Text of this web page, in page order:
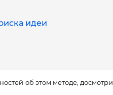
идеи
об этом методе, досмотри